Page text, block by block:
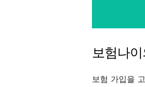
보험나
보험 가입을